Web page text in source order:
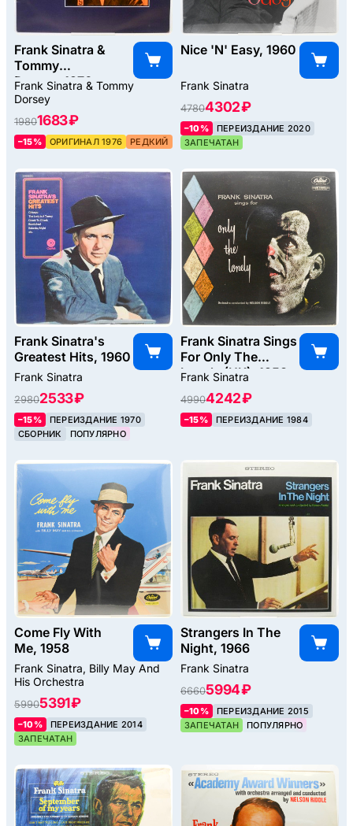
Frank Sinatra &
Tommy
Dorsey, 1976
Frank Sinatra & Tommy
Dorsey
19801683 ₽
–15% ОРИГИНАЛ 1976 РЕДКИЙ
Nice 'N' Easy, 1960
Frank Sinatra
47804302 ₽
–10%
ПЕРЕИЗДАНИЕ 2020
ЗАПЕЧАТАН
Frank Sinatra's
Greatest Hits, 1960
Frank Sinatra
29802533 ₽
–15%
ПЕРЕИЗДАНИЕ 1970
СБОРНИК
ПОПУЛЯРНО
Frank Sinatra Sings
For Only The
Lonely (UK), 1958
Frank Sinatra
49904242 ₽
–15% ПЕРЕИЗДАНИЕ 1984
Come Fly With
Me, 1958
Frank Sinatra, Billy May And
His Orchestra
59905391 ₽
–10%
ПЕРЕИЗДАНИЕ 2014
ЗАПЕЧАТАН
Strangers In The
Night, 1966
Frank Sinatra
66605994 ₽
–10%
ПЕРЕИЗДАНИЕ 2015
ЗАПЕЧАТАН
ПОПУЛЯРНО